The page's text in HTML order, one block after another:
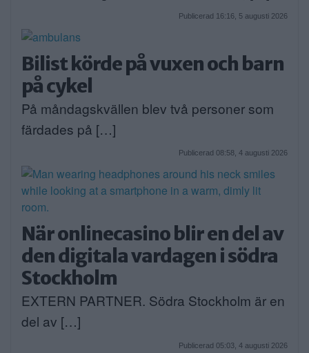
Publicerad 16:16, 5 augusti 2026
Bilist körde på vuxen och barn
på cykel
På måndagskvällen blev två personer som
färdades på […]
Publicerad 08:58, 4 augusti 2026
När onlinecasino blir en del av
den digitala vardagen i södra
Stockholm
EXTERN PARTNER. Södra Stockholm är en
del av […]
Publicerad 05:03, 4 augusti 2026